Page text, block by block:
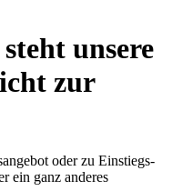
unsere
zur
oder zu Einstiegs-
ein ganz anderes